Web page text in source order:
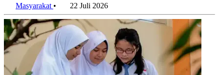
Masyarakat • 22 Juli 2026